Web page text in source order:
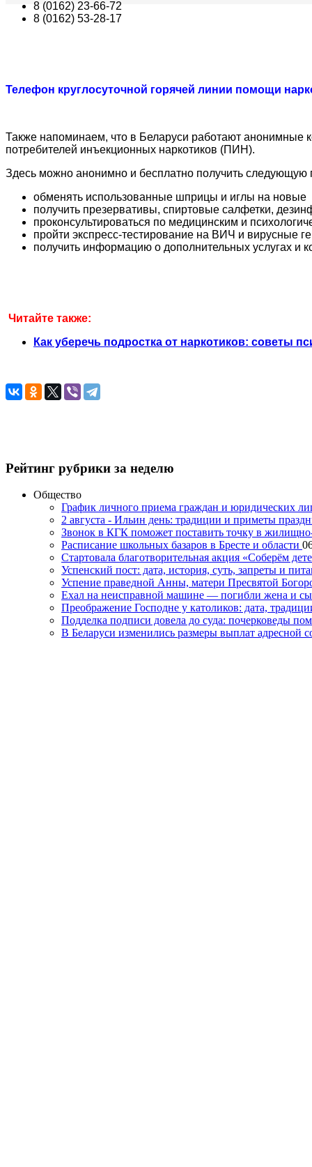
8 (0162) 23-66-72
8 (0162) 53-28-17
Телефон круглосуточной горячей линии помощи
Также напоминаем, что в Беларуси работают
потребителей инъекционных наркотиков (ПИН).
Здесь можно анонимно и бесплатно получить
обменять использованные шприцы и иглы на новые
получить презервативы, спиртовые салфетки,
проконсультироваться по медицинским и
пройти экспресс-тестирование на ВИЧ и вирусные
получить информацию о дополнительных услугах
Читайте также:
Как уберечь подростка от наркотиков: советы
Рейтинг рубрики за неделю
Общество
График личного приема граждан и юридических
2 августа - Ильин день: традиции и приметы
Звонок в КГК поможет поставить точку в
Расписание школьных базаров в Бресте и области
Стартовала благотворительная акция «Соберём
Успенский пост: дата, история, суть, запреты и
Успение праведной Анны, матери Пресвятой
Ехал на неисправной машине — погибли жена и
Преображение Господне у католиков: дата,
Подделка подписи довела до суда: почерковеды
В Беларуси изменились размеры выплат адресной